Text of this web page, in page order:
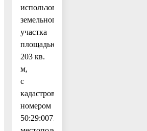
использования
земельного
участка
площадью
203 кв.
м,
с
кадастровым
номером
50:29:0071604:374,